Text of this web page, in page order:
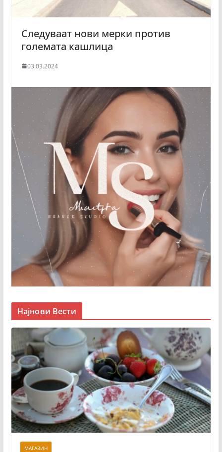
Следуваат нови мерки против
големата кашлица
03.03.2024
Најнови Вести
МАГАЗИН